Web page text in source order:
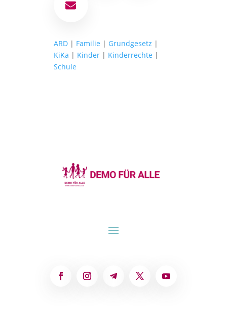
E-Mail
ARD| Familie | Grundgesetz |
KiKa | Kinder| Kinderrechte |
Schule